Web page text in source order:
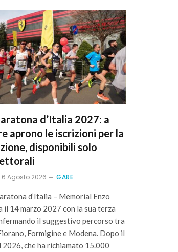
d’Italia 2027: a
aprono le iscrizioni per la
disponibili solo
6 Agosto 2026 GARE
d’Italia – Memorial Enzo
il 14 marzo 2027 con la sua terza
il suggestivo percorso tra
Formigine e Modena. Dopo il
2026, che ha richiamato 15.000